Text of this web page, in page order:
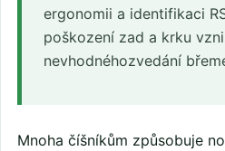
ergonomii a identifikaci
poškození zad a krku
nevhodnéhozvedání
Mnoha číšníkům způsobuje